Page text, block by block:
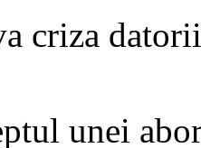
criza
unei